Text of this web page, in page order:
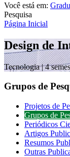
Você está em:
Pesquisa
Página Inicial
Design de
Tecnologia |4
Grupos de
Projetos de
Grupos de
Periódicos
Artigos
Resumos
Outras